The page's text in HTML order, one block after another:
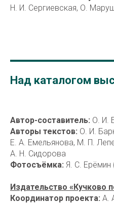
Н. И. Сергиевская, О.
Над каталогом
Автор-составитель: О. И.
Авторы текстов: О. И.
Е. А. Емельянова, М. П.
А. Н. Сидорова
Фотосъёмка: Я. С. Ерёмин
Издательство «Кучково
Координатор проекта: А.